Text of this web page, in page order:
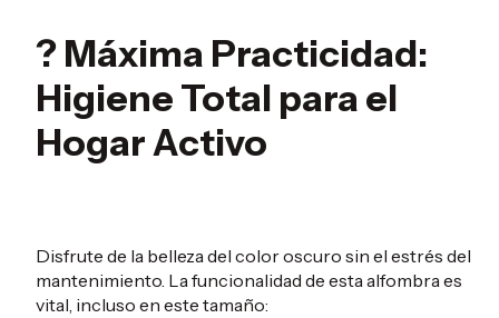
? Máxima Practicidad:
Higiene Total para el
Hogar Activo
Disfrute de la belleza del color oscuro sin el estrés del
mantenimiento. La funcionalidad de esta alfombra es
vital, incluso en este tamaño: